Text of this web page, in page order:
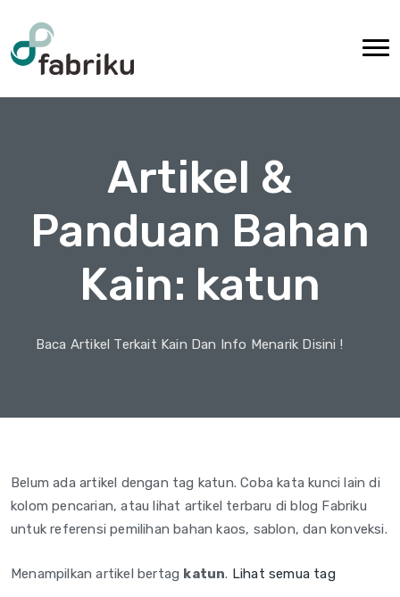
Artikel &
Panduan Bahan
Kain: katun
Baca Artikel Terkait Kain Dan Info Menarik Disini !
Belum ada artikel dengan tag katun. Coba kata kunci lain di
kolom pencarian, atau lihat artikel terbaru di blog Fabriku
untuk referensi pemilihan bahan kaos, sablon, dan konveksi.
Menampilkan artikel bertag katun. Lihat semua tag